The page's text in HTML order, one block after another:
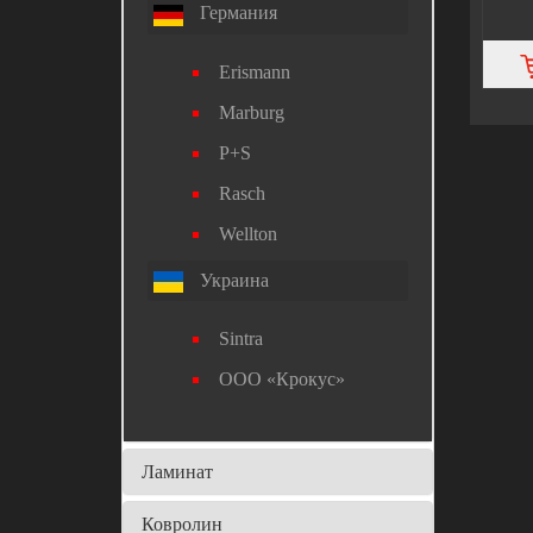
Германия
Erismann
Marburg
P+S
Rasch
Wellton
Украина
Sintra
ООО «Крокус»
Ламинат
Ковролин